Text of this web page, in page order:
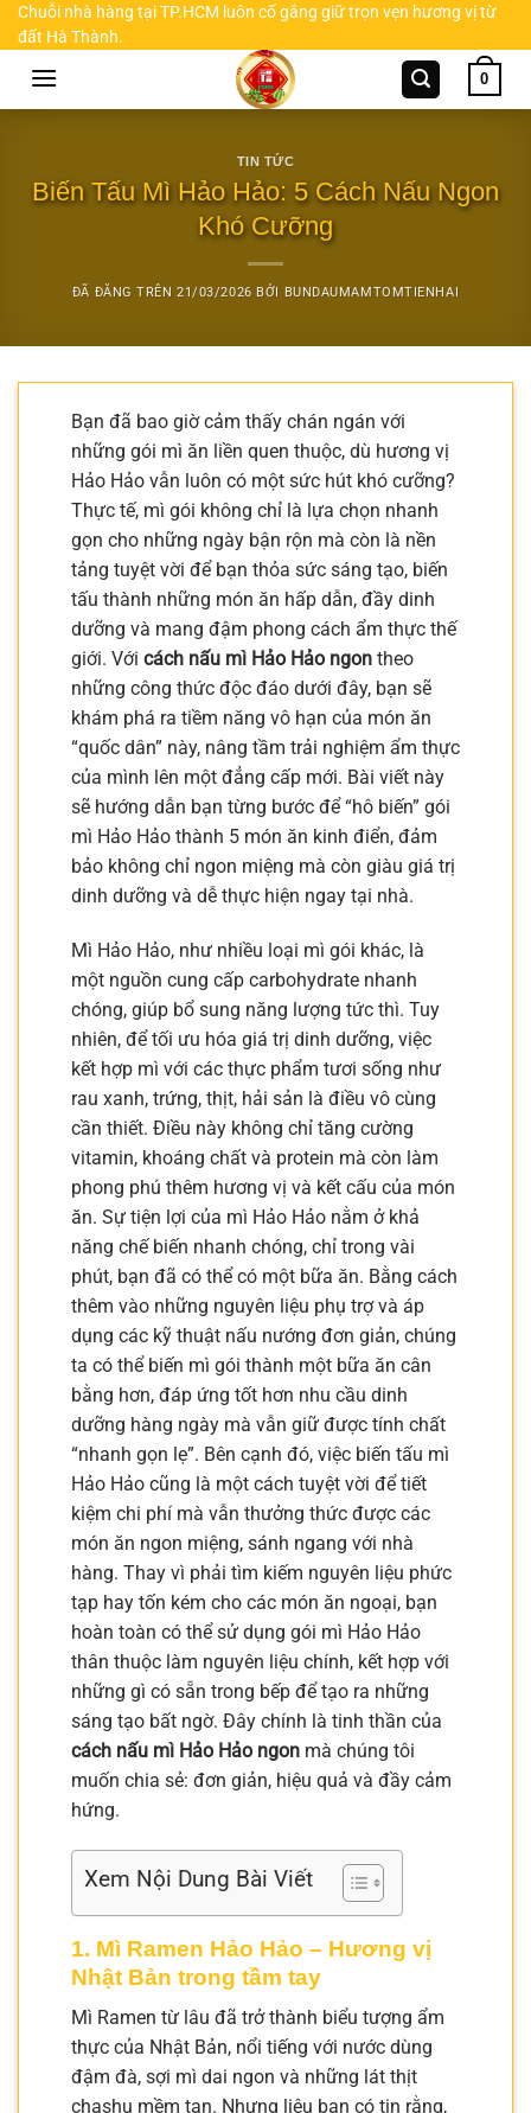
Chuyển
đến
Chuỗi nhà hàng tại TP.HCM luôn cố gắng giữ trọn vẹn hương vị từ
đất Hà Thành.
0
TIN TỨC
Biến Tấu Mì Hảo Hảo: 5 Cách Nấu Ngon
Khó Cưỡng
ĐÃ ĐĂNG TRÊN21/03/2026 BỞI BUNDAUMAMTOMTIENHAI
Bạn đã bao giờ cảm thấy chán ngán với
những gói mì ăn liền quen thuộc, dù hương vị
Hảo Hảo vẫn luôn có một sức hút khó cưỡng?
Thực tế, mì gói không chỉ là lựa chọn nhanh
gọn cho những ngày bận rộn mà còn là nền
tảng tuyệt vời để bạn thỏa sức sáng tạo, biến
tấu thành những món ăn hấp dẫn, đầy dinh
dưỡng và mang đậm phong cách ẩm thực thế
giới. Với cách nấu mì Hảo Hảo ngon theo
những công thức độc đáo dưới đây, bạn sẽ
khám phá ra tiềm năng vô hạn của món ăn
“quốc dân” này, nâng tầm trải nghiệm ẩm thực
của mình lên một đẳng cấp mới. Bài viết này
sẽ hướng dẫn bạn từng bước để “hô biến” gói
mì Hảo Hảo thành 5 món ăn kinh điển, đảm
bảo không chỉ ngon miệng mà còn giàu giá trị
dinh dưỡng và dễ thực hiện ngay tại nhà.
Mì Hảo Hảo, như nhiều loại mì gói khác, là
một nguồn cung cấp carbohydrate nhanh
chóng, giúp bổ sung năng lượng tức thì. Tuy
nhiên, để tối ưu hóa giá trị dinh dưỡng, việc
kết hợp mì với các thực phẩm tươi sống như
rau xanh, trứng, thịt, hải sản là điều vô cùng
cần thiết. Điều này không chỉ tăng cường
vitamin, khoáng chất và protein mà còn làm
phong phú thêm hương vị và kết cấu của món
ăn. Sự tiện lợi của mì Hảo Hảo nằm ở khả
năng chế biến nhanh chóng, chỉ trong vài
phút, bạn đã có thể có một bữa ăn. Bằng cách
thêm vào những nguyên liệu phụ trợ và áp
dụng các kỹ thuật nấu nướng đơn giản, chúng
ta có thể biến mì gói thành một bữa ăn cân
bằng hơn, đáp ứng tốt hơn nhu cầu dinh
dưỡng hàng ngày mà vẫn giữ được tính chất
“nhanh gọn lẹ”. Bên cạnh đó, việc biến tấu mì
Hảo Hảo cũng là một cách tuyệt vời để tiết
kiệm chi phí mà vẫn thưởng thức được các
món ăn ngon miệng, sánh ngang với nhà
hàng. Thay vì phải tìm kiếm nguyên liệu phức
tạp hay tốn kém cho các món ăn ngoại, bạn
hoàn toàn có thể sử dụng gói mì Hảo Hảo
thân thuộc làm nguyên liệu chính, kết hợp với
những gì có sẵn trong bếp để tạo ra những
sáng tạo bất ngờ. Đây chính là tinh thần của
cách nấu mì Hảo Hảo ngon mà chúng tôi
muốn chia sẻ: đơn giản, hiệu quả và đầy cảm
hứng.
Xem Nội Dung Bài Viết
1. Mì Ramen Hảo Hảo – Hương vị
Nhật Bản trong tầm tay
Mì Ramen từ lâu đã trở thành biểu tượng ẩm
thực của Nhật Bản, nổi tiếng với nước dùng
đậm đà, sợi mì dai ngon và những lát thịt
chashu mềm tan. Nhưng liệu bạn có tin rằng,